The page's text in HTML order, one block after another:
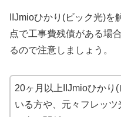
IIJmioひかり(ビック光)
点で工事費残債がある場
るので注意しましょう。
20ヶ月以上IIJmioひかり
いる方や、元々フレッツ